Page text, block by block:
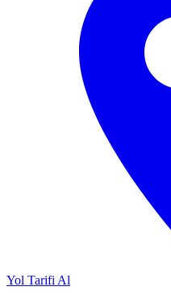
Yol Tarifi Al